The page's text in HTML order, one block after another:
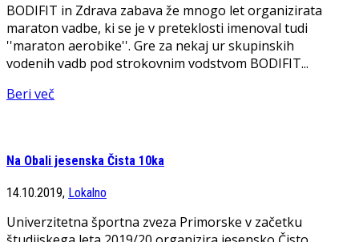
BODIFIT in Zdrava zabava že mnogo let organizirata
maraton vadbe, ki se je v preteklosti imenoval tudi
''maraton aerobike''. Gre za nekaj ur skupinskih
vodenih vadb pod strokovnim vodstvom BODIFIT...
Beri več
Na Obali jesenska Čista 10ka
14.10.2019, Lokalno
Univerzitetna športna zveza Primorske v začetku